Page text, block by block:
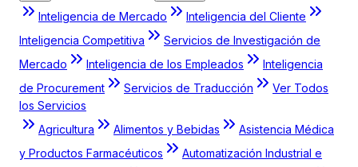
Inteligencia de Mercado
Inteligencia del Cliente
Inteligencia Competitiva
Servicios de Investigación de
Mercado
Inteligencia de los Empleados
Inteligencia
de Procurement
Servicios de Traducción
Ver Todos
los Servicios
Agricultura
Alimentos y Bebidas
Asistencia Médica
y Productos Farmacéuticos
Automatización Industrial e